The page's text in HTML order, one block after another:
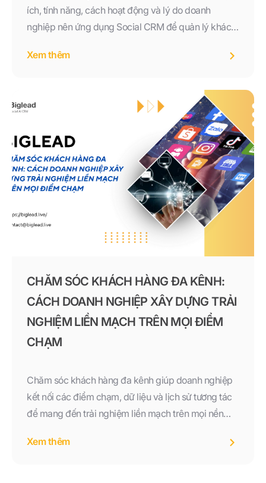
ích, tính năng, cách hoạt động và lý do doanh
nghiệp nên ứng dụng Social CRM để quản lý khách
nghiệm khách hàng trong năm 2026.
Xem thêm
CHĂM SÓC KHÁCH HÀNG ĐA KÊNH:
CÁCH DOANH NGHIỆP XÂY DỰNG TRẢI
NGHIỆM LIỀN MẠCH TRÊN MỌI ĐIỂM
CHẠM
Chăm sóc khách hàng đa kênh giúp doanh nghiệp
kết nối các điểm chạm, dữ liệu và lịch sử tương tác
để mang đến trải nghiệm liền mạch trên mọi nền
hàng, mô hình này còn hỗ trợ doanh nghiệp nâng
Xem thêm